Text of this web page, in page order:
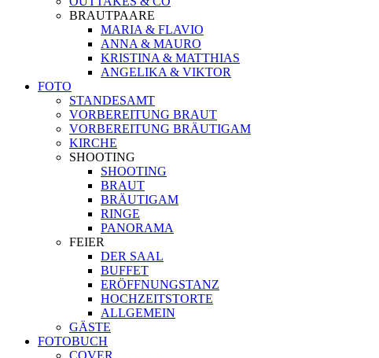
BRAUTPAARE
MARIA & FLAVIO
ANNA & MAURO
KRISTINA & MATTHIAS
ANGELIKA & VIKTOR
FOTO
STANDESAMT
VORBEREITUNG BRAUT
VORBEREITUNG BRÄUTIGAM
KIRCHE
SHOOTING
SHOOTING
BRAUT
BRÄUTIGAM
RINGE
PANORAMA
FEIER
DER SAAL
BUFFET
ERÖFFNUNGSTANZ
HOCHZEITSTORTE
ALLGEMEIN
GÄSTE
FOTOBUCH
COVER